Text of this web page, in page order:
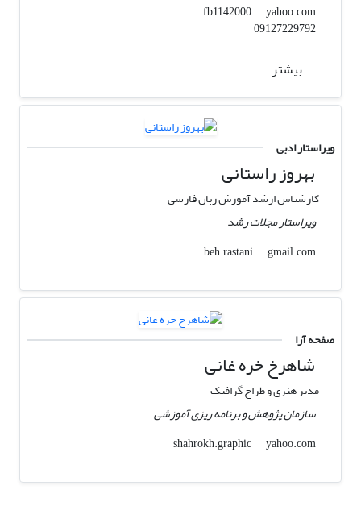
fb1142000
yahoo.com
09127229792
بیشتر
ویراستار ادبی
بهروز راستانی
کارشناس ارشد آموزش زبان فارسی
ویراستار مجلات رشد
beh.rastani
gmail.com
صفحه آرا
شاهرخ خره غانی
مدیر هنری و طراح گرافیک
سازمان پژوهش و برنامه ریزی آموزشی
shahrokh.graphic
yahoo.com